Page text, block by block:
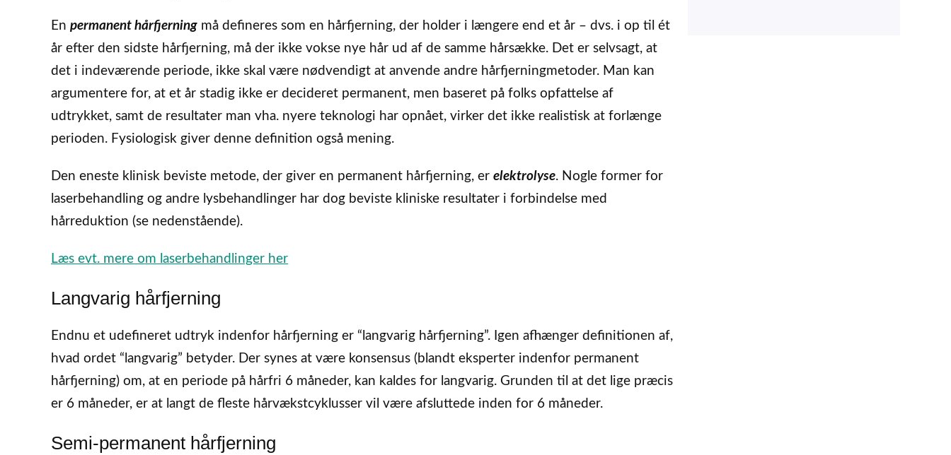
En permanent hårfjerning må defineres som en hårfjerning, der holder i længere end et år – dvs. i op til ét
år efter den sidste hårfjerning, må der ikke vokse nye hår ud af de samme hårsække. Det er selvsagt, at
det i indeværende periode, ikke skal være nødvendigt at anvende andre hårfjerningmetoder. Man kan
argumentere for, at et år stadig ikke er decideret permanent, men baseret på folks opfattelse af
udtrykket, samt de resultater man vha. nyere teknologi har opnået, virker det ikke realistisk at forlænge
perioden. Fysiologisk giver denne definition også mening.
Den eneste klinisk beviste metode, der giver en permanent hårfjerning, er elektrolyse. Nogle former for
laserbehandling og andre lysbehandlinger har dog beviste kliniske resultater i forbindelse med
hårreduktion (se nedenstående).
Læs evt. mere om laserbehandlinger her
Langvarig hårfjerning
Endnu et udefineret udtryk indenfor hårfjerning er “langvarig hårfjerning”. Igen afhænger definitionen af,
hvad ordet “langvarig” betyder. Der synes at være konsensus (blandt eksperter indenfor permanent
hårfjerning) om, at en periode på hårfri 6 måneder, kan kaldes for langvarig. Grunden til at det lige præcis
er 6 måneder, er at langt de fleste hårvækstcyklusser vil være afsluttede inden for 6 måneder.
Semi-permanent hårfjerning